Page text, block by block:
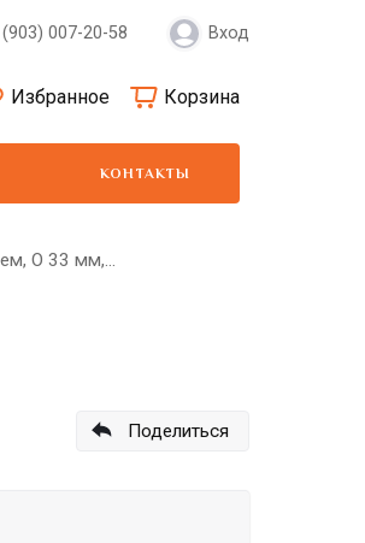
007-20-58 Вход
Избранное Корзина
КОНТАКТЫ
O 33 мм,...
Поделиться